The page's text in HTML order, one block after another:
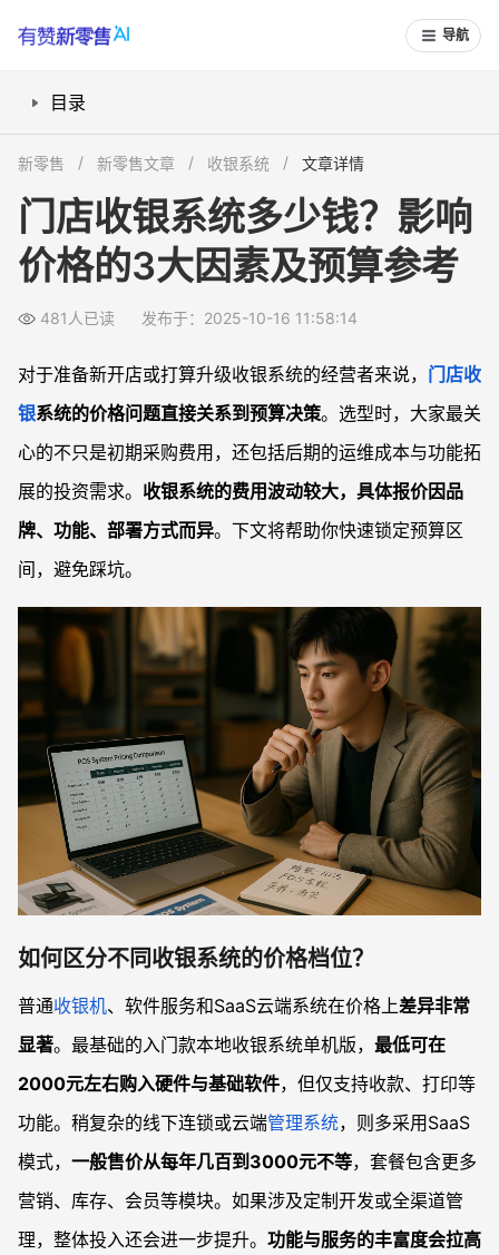
导航
目录
是否需要为硬件部署和售后服务单独预算？
商用SaaS收银系统值得投资吗？
门店收银系统可以租用吗？大概多少钱？
选购收银系统有哪些隐藏费用需要警惕？
新零售 新零售文章 收银系统 文章详情
门店收银系统多少钱？影响
价格的3大因素及预算参考
481人已读 发布于：2025-10-16 11:58:14
对于准备新开店或打算升级收银系统的经营者来说， 门店收
银系统的价格问题直接关系到预算决策。选型时，大家最关
心的不只是初期采购费用，还包括后期的运维成本与功能拓
展的投资需求。 收银系统的费用波动较大，具体报价因品
牌、功能、部署方式而异。下文将帮助你快速锁定预算区
间，避免踩坑。
如何区分不同收银系统的价格档位？
普通收银机、软件服务和SaaS云端系统在价格上差异非常
显著。最基础的入门款本地收银系统单机版， 最低可在
2000元左右购入硬件与基础软件，但仅支持收款、打印等
功能。稍复杂的线下连锁或云端管理系统，则多采用SaaS
模式， 一般售价从每年几百到3000元不等，套餐包含更多
营销、库存、会员等模块。如果涉及定制开发或全渠道管
理，整体投入还会进一步提升。 功能与服务的丰富度会拉高